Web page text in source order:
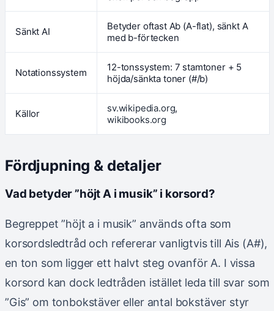
Sänkt AI
Betyder oftast Ab (A-flat), sänkt A
med b-förtecken
Notationssystem
12-tonssystem: 7 stamtoner + 5
höjda/sänkta toner (#/b)
Källor sv.wikipedia.org,
wikibooks.org
Fördjupning & detaljer
Vad betyder ”höjt A i musik” i korsord?
Begreppet ”höjt a i musik” används ofta som
korsordsledtråd och refererar vanligtvis till Ais (A#),
en ton som ligger ett halvt steg ovanför A. I vissa
korsord kan dock ledtråden istället leda till svar som
”Gis” om tonbokstäver eller antal bokstäver styr